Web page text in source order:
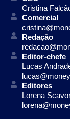
Cristina
Comercial
Redação
Editor-chefe
Lucas
Editores
Lorena